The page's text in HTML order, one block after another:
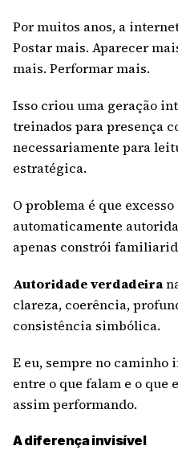
Por muitos anos, a
Postar mais. Aparecer
mais. Performar mais.
Isso criou uma geração
treinados para presença
necessariamente para
estratégica.
O problema é que
automaticamente
apenas constrói
Autoridade verdadeira
clareza, coerência,
consistência simbólica.
E eu, sempre no caminho
entre o que falam e o que
assim performando.
A diferença invisível